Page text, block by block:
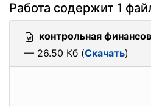
Работа содержит 1
контрольная
— 26.50 Кб (Скачать)